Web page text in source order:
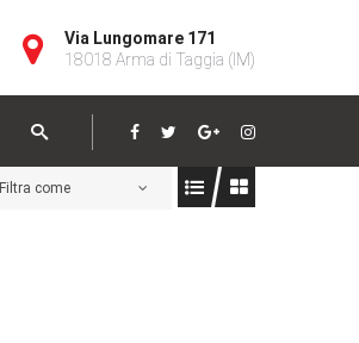
Via Lungomare 171
18018 Arma di Taggia (IM)
Filtra come